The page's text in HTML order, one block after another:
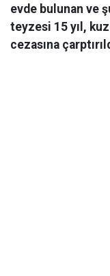
evde bulunan ve
teyzesi 15 yıl,
cezasına